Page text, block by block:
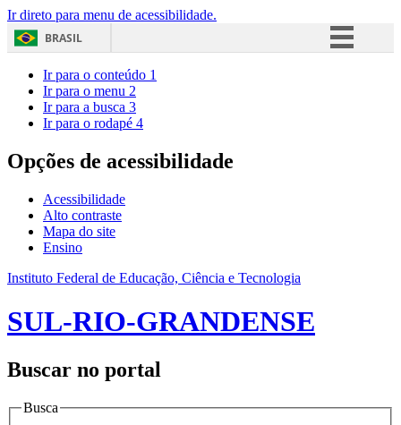
Ir direto para menu de acessibilidade.
BRASIL
Acesso à informação
Ir para o conteúdo 1
Ir para o menu 2
Ir para a busca 3
Ir para o rodapé 4
Opções de acessibilidade
Acessibilidade
Alto contraste
Mapa do site
Ensino
Instituto Federal de Educação, Ciência e Tecnologia
SUL-RIO-GRANDENSE
Buscar no portal
Busca